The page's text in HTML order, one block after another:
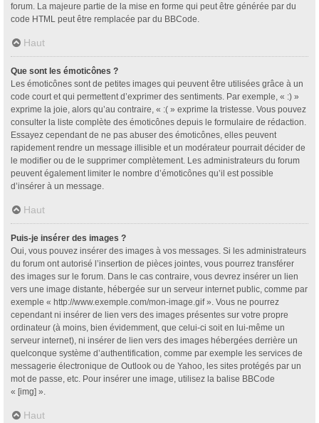
forum. La majeure partie de la mise en forme qui peut être générée par du
code HTML peut être remplacée par du BBCode.
Haut
Que sont les émoticônes ?
Les émoticônes sont de petites images qui peuvent être utilisées grâce à un
code court et qui permettent d’exprimer des sentiments. Par exemple, « :) »
exprime la joie, alors qu’au contraire, « :( » exprime la tristesse. Vous pouvez
consulter la liste complète des émoticônes depuis le formulaire de rédaction.
Essayez cependant de ne pas abuser des émoticônes, elles peuvent
rapidement rendre un message illisible et un modérateur pourrait décider de
le modifier ou de le supprimer complètement. Les administrateurs du forum
peuvent également limiter le nombre d’émoticônes qu’il est possible
d’insérer à un message.
Haut
Puis-je insérer des images ?
Oui, vous pouvez insérer des images à vos messages. Si les administrateurs
du forum ont autorisé l’insertion de pièces jointes, vous pourrez transférer
des images sur le forum. Dans le cas contraire, vous devrez insérer un lien
vers une image distante, hébergée sur un serveur internet public, comme par
exemple « http://www.exemple.com/mon-image.gif ». Vous ne pourrez
cependant ni insérer de lien vers des images présentes sur votre propre
ordinateur (à moins, bien évidemment, que celui-ci soit en lui-même un
serveur internet), ni insérer de lien vers des images hébergées derrière un
quelconque système d’authentification, comme par exemple les services de
messagerie électronique de Outlook ou de Yahoo, les sites protégés par un
mot de passe, etc. Pour insérer une image, utilisez la balise BBCode
« [img] ».
Haut